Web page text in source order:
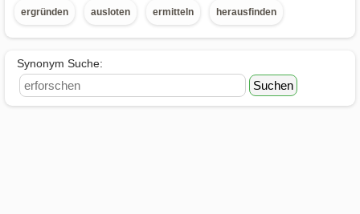
ergründen ausloten ermitteln herausfinden
Synonym Suche: